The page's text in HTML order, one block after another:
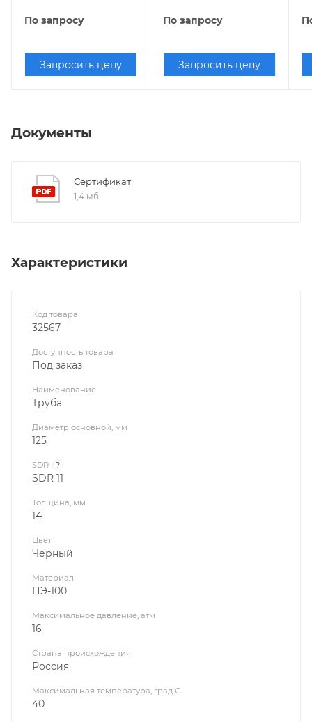
По запросу
Запросить цену
По запросу
Запросить цену
Документы
Сертификат
1,4 мб
Характеристики
Код товара
32567
Доступность товара
Под заказ
Наименование
Труба
Диаметр основной, мм
125
SDR ?
SDR 11
Толщина, мм
14
Цвет
Черный
Материал
ПЭ-100
Максимальное давление, атм
16
Страна происхождения
Россия
Максимальная температура, град С
40